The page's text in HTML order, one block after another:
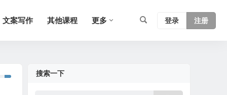
文案写作 其他课程 更多 登录 注册
搜索一下